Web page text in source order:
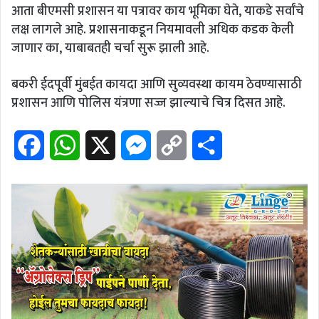
आता बीएमसी प्रशासन या पत्रावर काय भूमिका घेते, याकडे सर्वांचे
लक्ष लागले आहे. प्रशासनाकडून नियमावली अधिक कडक केली
जाणार का, याबाबतही चर्चा सुरू झाली आहे.
बकरी ईदपूर्वी मुंबईत कायदा आणि सुव्यवस्था कायम ठेवण्यासाठी
प्रशासन आणि पोलिस यंत्रणा सज्ज झाल्याचे चित्र दिसत आहे.
e
b
o
a
t
s
A
s
s
e
n
p
y
L
i
a
r
e